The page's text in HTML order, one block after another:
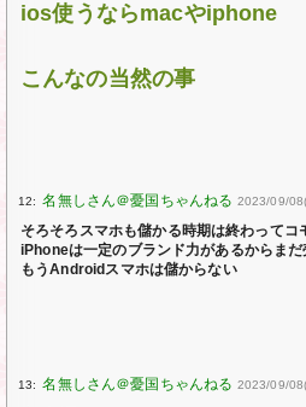
ios使うならmacやiphone
こんなの当然の事
12: 2023/09/
そろそろスマホも儲かる時期は終わってコ
iPhoneは一定のブランド力があるからま
もうAndroidスマホは儲からない
13: 2023/09/